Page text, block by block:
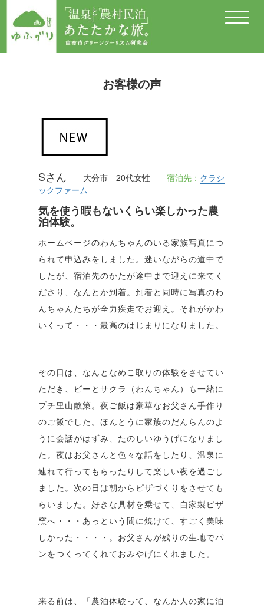
ュ
お客様の声
Sさん 大分市 20代女性 宿泊先： クラシ
ックファーム
気を使う暇もないくらい楽しかった農
泊体験。
ホームページのわんちゃんのいる家族写真につ
られて申込みをしました。迷いながらの道中で
したが、宿泊先のかたが途中まで迎えに来てく
ださり、なんとか到着。到着と同時に写真のわ
んちゃんたちが全力疾走でお迎え。それがかわ
いくって・・・最高のはじまりになりました。
その日は、なんとなめこ取りの体験をさせてい
ただき、ビーとサクラ（わんちゃん）も一緒に
プチ里山散策。夜ご飯は豪華なお父さん手作り
のご飯でした。ほんとうに家族のだんらんのよ
うに会話がはずみ、たのしいゆうげになりまし
た。夜はお父さんと色々な話をしたり、温泉に
連れて行ってもらったりして楽しい夜を過ごし
ました。次の日は朝からピザづくりをさせても
らいました。好きな具材を乗せて、自家製ピザ
窯へ・・・あっという間に焼けて、すごく美味
しかった・・・・。お父さんが残りの生地でパ
ンをつくってくれておみやげにくれました。
来る前は、「農泊体験って、なんか人の家に泊